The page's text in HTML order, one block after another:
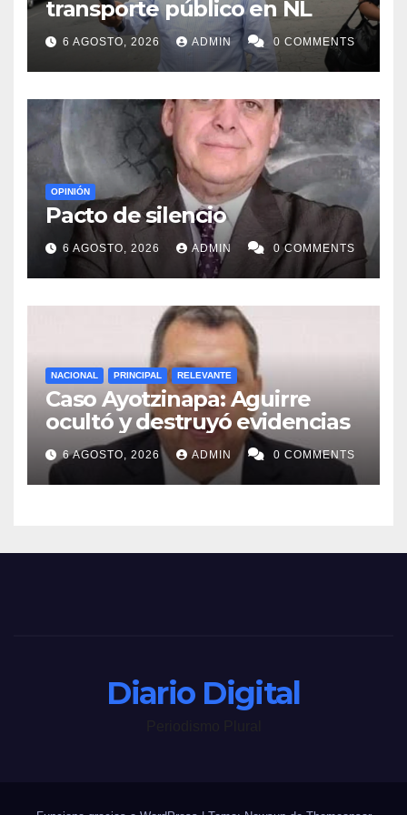
transporte público en NL
6 AGOSTO, 2026 ADMIN 0 COMMENTS
OPINIÓN
Pacto de silencio
6 AGOSTO, 2026 ADMIN 0 COMMENTS
NACIONAL PRINCIPAL RELEVANTE
Caso Ayotzinapa: Aguirre
ocultó y destruyó evidencias
6 AGOSTO, 2026 ADMIN 0 COMMENTS
Diario Digital